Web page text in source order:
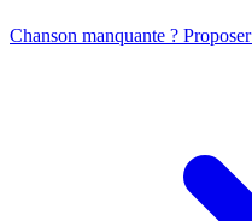
Chanson manquante ?